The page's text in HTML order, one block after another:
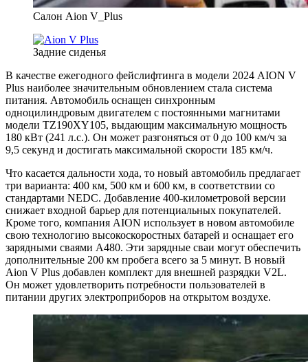
Салон Aion V_Plus
Задние сиденья
В качестве ежегодного фейслифтинга в модели 2024 AION V
Plus наиболее значительным обновлением стала система
питания. Автомобиль оснащен синхронным
одноцилиндровым двигателем с постоянными магнитами
модели TZ190XY105, выдающим максимальную мощность
180 кВт (241 л.с.). Он может разгоняться от 0 до 100 км/ч за
9,5 секунд и достигать максимальной скорости 185 км/ч.
Что касается дальности хода, то новый автомобиль предлагает
три варианта: 400 км, 500 км и 600 км, в соответствии со
стандартами NEDC. Добавление 400-километровой версии
снижает входной барьер для потенциальных покупателей.
Кроме того, компания AION использует в новом автомобиле
свою технологию высокоскоростных батарей и оснащает его
зарядными сваями A480. Эти зарядные сваи могут обеспечить
дополнительные 200 км пробега всего за 5 минут. В новый
Aion V Plus добавлен комплект для внешней разрядки V2L.
Он может удовлетворить потребности пользователей в
питании других электроприборов на открытом воздухе.